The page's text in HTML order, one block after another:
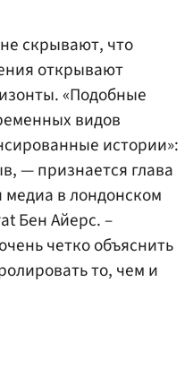
скрывают, что
открывают
«Подобные
видов
истории»:
— признается глава
в лондонском
Бен Айерс. –
четко объяснить
то, чем и